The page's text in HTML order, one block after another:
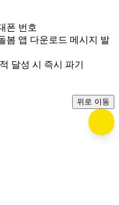
폰 번호
봄 앱 다운로드 메시지 발
달성 시 즉시 파기
위로 이동